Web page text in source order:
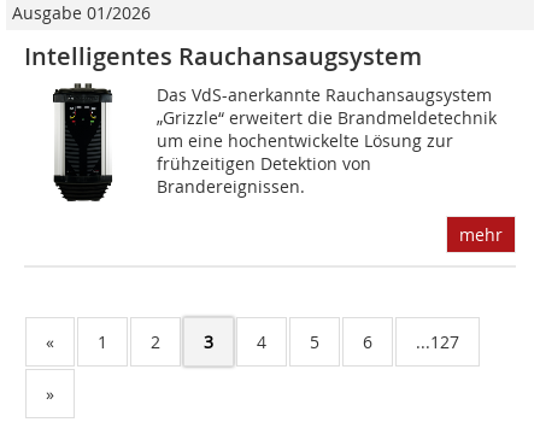
Ausgabe 01/2026
Intelligentes Rauchansaugsystem
Das VdS-anerkannte Rauchansaugsystem
„Grizzle“ erweitert die Brandmeldetechnik
um eine hochentwickelte Lösung zur
frühzeitigen Detektion von
Brandereignissen.
mehr
« 1 2 3 4 5 6 ...127
»